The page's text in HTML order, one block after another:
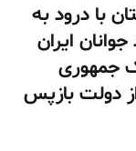
با درود به
اعلام کرد جوانان ایران
جمهوری
دولت بازپس